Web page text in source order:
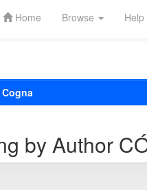
Home Browse Help
by Author